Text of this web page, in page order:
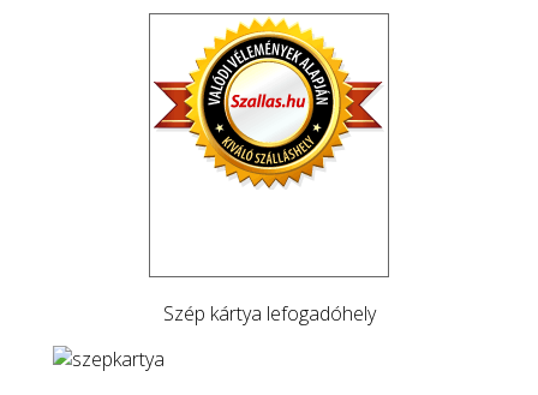
Szép kártya lefogadóhely